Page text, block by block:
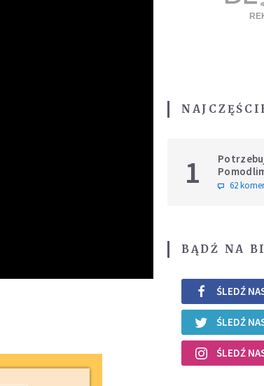
1
intencji
62
BĄDŹ NA
ŚLEDŹ
ŚLEDŹ
ŚLEDŹ